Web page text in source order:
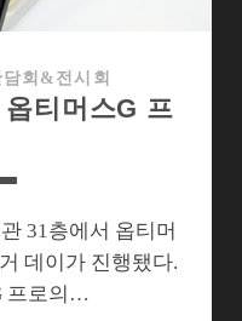
담회&전시회
티머스G 프
31층에서 옵티머
데이가 진행됐다.
프로의…